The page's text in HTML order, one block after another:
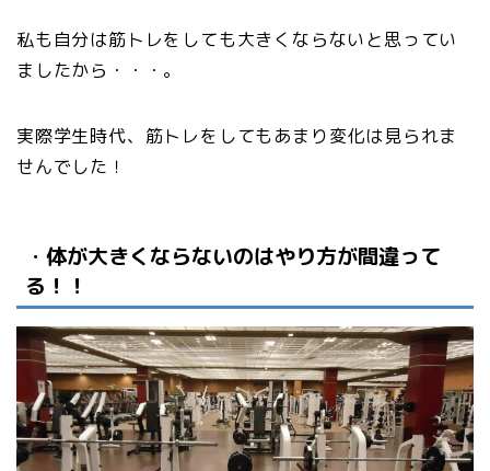
私も自分は筋トレをしても大きくならないと思ってい
ましたから・・・。
実際学生時代、筋トレをしてもあまり変化は見られま
せんでした！
・ 体が大きくならないのはやり方が間違って
る！！